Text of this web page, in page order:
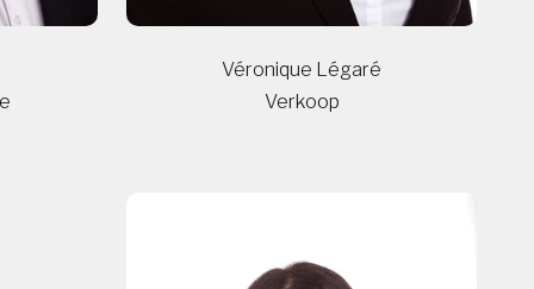
Véronique Légaré
Verkoop